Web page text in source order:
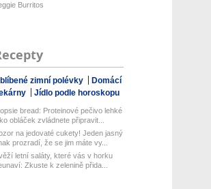
Burritos
zimní polévky
Domácí
Jídlo podle horoskopu
bread: Proteinové pečivo lehké
obláček zvládnete připravit...
na jedovaté cukety! Jeden jasný
prozradí, že se jim máte vy...
letní saláty, které vás v horku
Zkuste k zelenině přida...